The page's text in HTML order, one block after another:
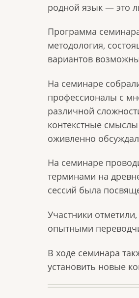
родной язык — это
Программа
методология,
вариантов
На семинаре
профессионалы с
различной
контекстные
оживленно
На семинаре
терминами на
сессий была
Участники
опытными
В ходе семинара
установить новые